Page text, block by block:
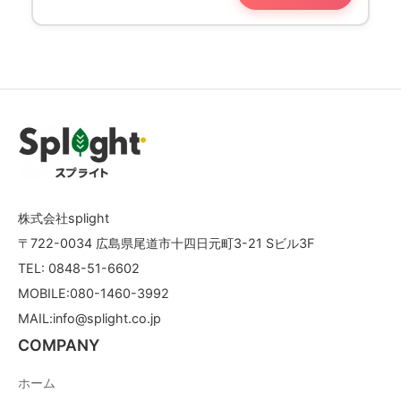
株式会社splight
〒722-0034 広島県尾道市十四日元町3-21 Sビル3F
TEL: 0848-51-6602
MOBILE:080-1460-3992
MAIL:info@splight.co.jp
COMPANY
ホーム